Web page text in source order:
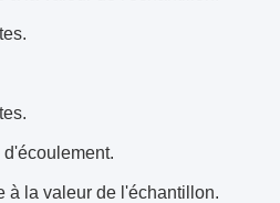
à la valeur de l'échantillon.